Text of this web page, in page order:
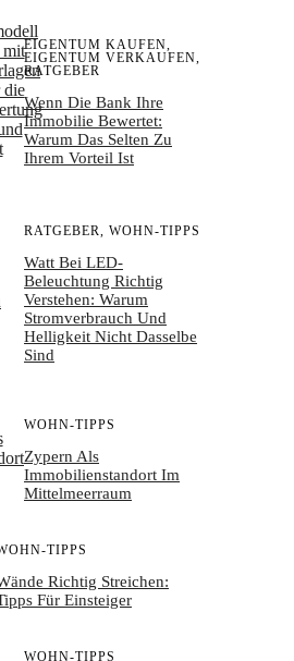
EIGENTUM KAUFEN,
EIGENTUM VERKAUFEN,
RATGEBER
Wenn Die Bank Ihre
Immobilie Bewertet:
Warum Das Selten Zu
Ihrem Vorteil Ist
RATGEBER, WOHN-TIPPS
Watt Bei LED-
Beleuchtung Richtig
Verstehen: Warum
Stromverbrauch Und
Helligkeit Nicht Dasselbe
Sind
WOHN-TIPPS
Zypern Als
Immobilienstandort Im
Mittelmeerraum
TIPPS
Richtig Streichen:
Für Einsteiger
WOHN-TIPPS